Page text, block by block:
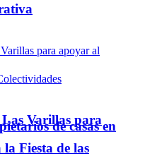
Varillas para
Fiesta de las
de casas en